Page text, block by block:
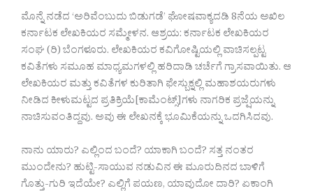
ಮೊನ್ನೆ ನಡೆದ ‘ಅರಿವೆಂಬುದು ಬಿಡುಗಡೆ’ ಘೋಷವಾಕ್ಯದಡಿ 8ನೆಯ ಅಖಿಲ
ಕರ್ನಾಟಕ ಲೇಖಕಿಯರ ಸಮ್ಮೇಳನ. ಆಶ್ರಯ: ಕರ್ನಾಟಕ ಲೇಖಕಿಯರ
ಸಂಘ (ರಿ) ಬೆಂಗಳೂರು. ಲೇಖಕಿಯರ ಕವಿಗೋಷ್ಟಿಯಲ್ಲಿ ವಾಚಿಸಲ್ಪಟ್ಟ
ಕವಿತೆಗಳು ಸಮೂಹ ಮಾಧ್ಯಮಗಳಲ್ಲಿ ಹರಿದಾಡಿ ಚರ್ಚೆಗೆ ಗ್ರಾಸವಾಯಿತು. ಆ
ಲೇಖಕಿಯರ ಮತ್ತು ಕವಿತೆಗಳ ಕುರಿತಾಗಿ ಫೇಸ್ಬುಕ್ನಲ್ಲಿ ಮಹಾಶಯರುಗಳು
ನೀಡಿದ ಕೀಳುಮಟ್ಟದ ಪ್ರತಿಕ್ರಿಯೆ[ಕಾಮೆಂಟ್ಸ್]ಗಳು ನಾಗರಿಕ ಪ್ರಜ್ಷೆಯನ್ನು
ನಾಚಿಸುವಂತಿದ್ದವು. ಅವು ಈ ಲೇಖನಕ್ಕೆ ಭೂಮಿಕೆಯನ್ನು ಒದಗಿಸಿದವು.
ನಾನು ಯಾರು? ಎಲ್ಲಿಂದ ಬಂದೆ? ಯಾಕಾಗಿ ಬಂದೆ? ಸತ್ತ ನಂತರ
ಮುಂದೇನು? ಹುಟ್ಟಿ-ಸಾಯುವ ನಡುವಿನ ಈ ಮೂರುದಿನದ ಬಾಳಿಗೆ
ಗೊತ್ತು-ಗುರಿ ಇದೆಯೇ? ಎಲ್ಲಿಗೆ ಪಯಣ, ಯಾವುದೋ ದಾರಿ? ಏಕಾಂಗಿ